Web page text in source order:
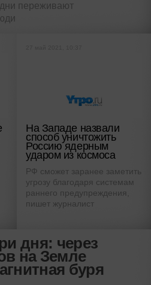
переживают
На Западе назвали
способ уничтожить
Россию ядерным
ударом из космоса
РФ сможет заранее заметить
угрозу благодаря системам
раннего предупреждения,
пишет журналист
дня: через
на Земле
буря